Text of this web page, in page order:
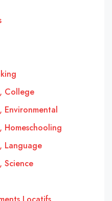
College
Environmental
Homeschooling
Language
Science